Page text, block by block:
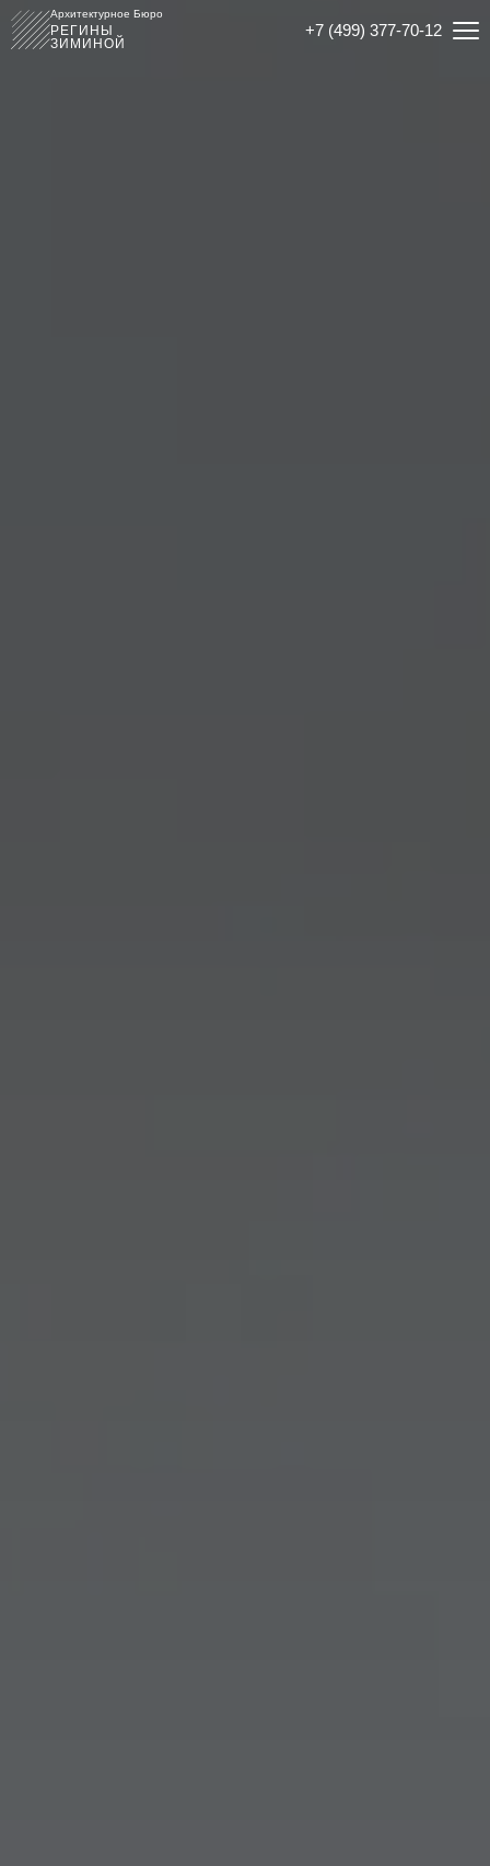
Архитектурное Бюро
РЕГИНЫ
ЗИМИНОЙ
+7 (499) 377-70-12